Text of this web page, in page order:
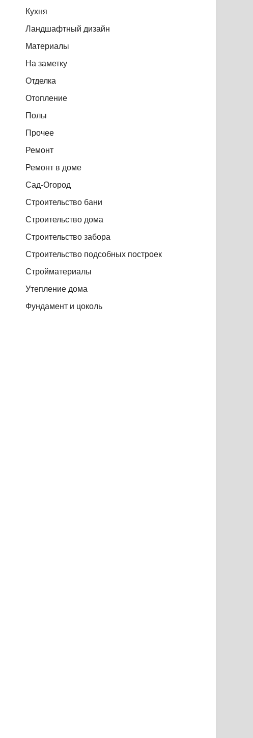
Кухня
Ландшафтный дизайн
Материалы
На заметку
Отделка
Отопление
Полы
Прочее
Ремонт
Ремонт в доме
Сад-Огород
Строительство бани
Строительство дома
Строительство забора
Строительство подсобных построек
Стройматериалы
Утепление дома
Фундамент и цоколь